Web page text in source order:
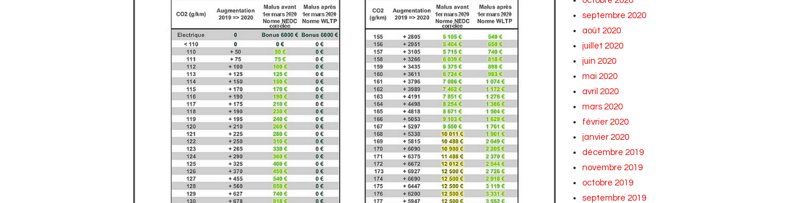
septembre 2020
août 2020
juillet 2020
juin 2020
mai 2020
avril 2020
mars 2020
février 2020
janvier 2020
décembre 2019
novembre 2019
octobre 2019
septembre 2019